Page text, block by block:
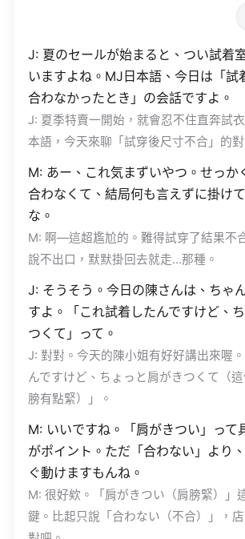
J: 夏のセールが始まると、つい試着
いますよね。MJ日本語、今日は「試
合わなかったとき」の会話ですよ。
J: 夏季特賣一開始，就會忍不住直奔試
本語，今天來聊「試穿後尺寸不合」的對
M: あー、これ気まずいやつ。せっか
合わなくて、結局何も言えずに掛け
な。
M: 啊—這超尷尬的。難得試穿了結果不
說不出口，默默掛回去就走…那種。
J: そうそう。今日の陳さんは、ちゃ
すよ。「これ試着したんですけど、
つくて」って。
J: 對對。今天的陳小姐有好好講出來喔
んですけど、ちょっと肩がきつくて（
膀有點緊）」。
M: いいですね。「肩がきつい」って
がポイント。ただ「合わない」より
ぐ動けますもんね。
M: 很好欸。「肩がきつい（肩膀緊）」
鍵。比起只說「合わない（不合）」，